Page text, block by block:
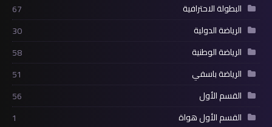
البطولة الاحترافية
67
الرياضة الدولية
30
الرياضة الوطنية
58
الرياضة باسفي
51
القسم الأول
56
القسم الأول هواة
1